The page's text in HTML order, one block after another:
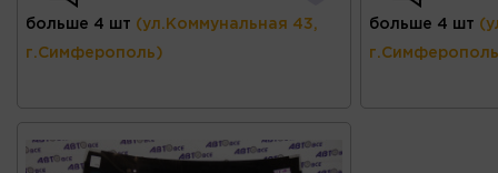
больше 4 шт (ул.Коммунальная 43,
г.Симферополь)
больше 4 шт